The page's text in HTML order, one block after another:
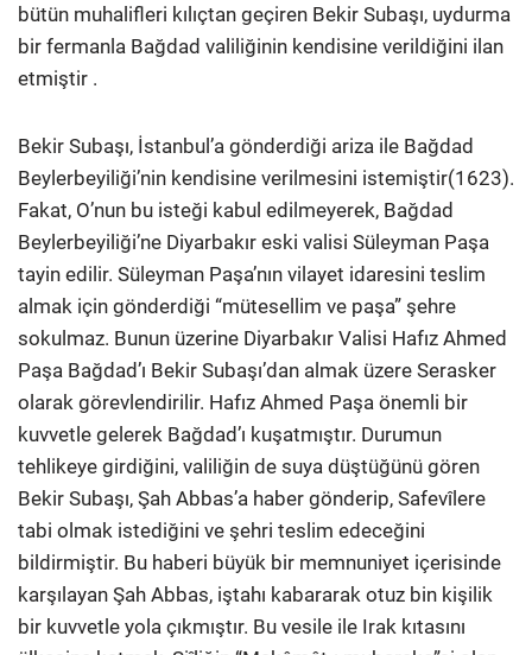
bütün muhalifleri kılıçtan geçiren Bekir Subaşı, uydurma
bir fermanla Bağdad valiliğinin kendisine verildiğini ilan
etmiştir .
Bekir Subaşı, İstanbul’a gönderdiği ariza ile Bağdad
Beylerbeyiliği’nin kendisine verilmesini istemiştir(1623).
Fakat, O’nun bu isteği kabul edilmeyerek, Bağdad
Beylerbeyiliği’ne Diyarbakır eski valisi Süleyman Paşa
tayin edilir. Süleyman Paşa’nın vilayet idaresini teslim
almak için gönderdiği “mütesellim ve paşa” şehre
sokulmaz. Bunun üzerine Diyarbakır Valisi Hafız Ahmed
Paşa Bağdad’ı Bekir Subaşı’dan almak üzere Serasker
olarak görevlendirilir. Hafız Ahmed Paşa önemli bir
kuvvetle gelerek Bağdad’ı kuşatmıştır. Durumun
tehlikeye girdiğini, valiliğin de suya düştüğünü gören
Bekir Subaşı, Şah Abbas’a haber gönderip, Safevîlere
tabi olmak istediğini ve şehri teslim edeceğini
bildirmiştir. Bu haberi büyük bir memnuniyet içerisinde
karşılayan Şah Abbas, iştahı kabararak otuz bin kişilik
bir kuvvetle yola çıkmıştır. Bu vesile ile Irak kıtasını